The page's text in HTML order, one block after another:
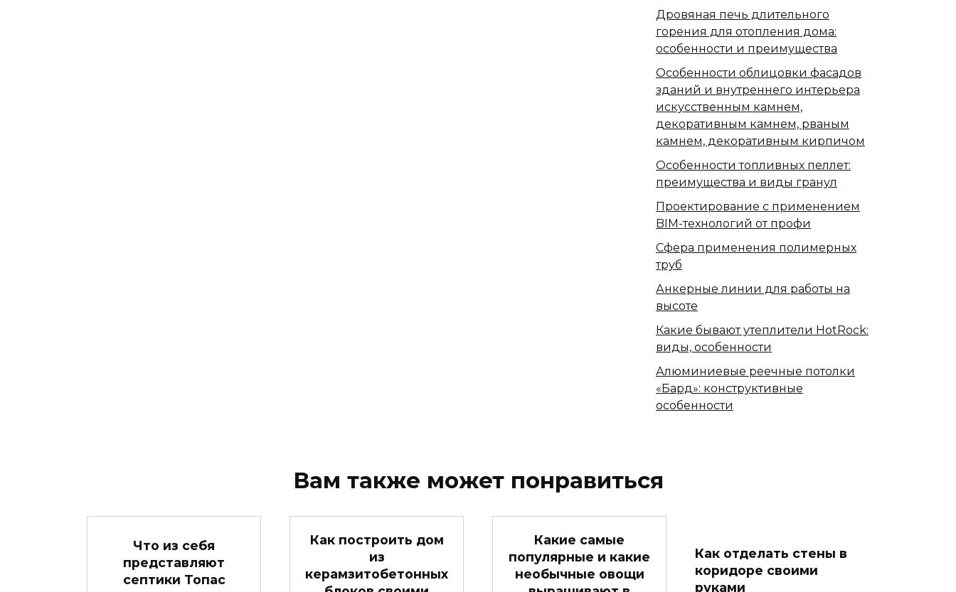
Дровяная печь длительного
горения для отопления дома:
особенности и преимущества
Особенности облицовки фасадов
зданий и внутреннего интерьера
искусственным камнем,
декоративным камнем, рваным
камнем, декоративным кирпичом
Особенности топливных пеллет:
преимущества и виды гранул
Проектирование с применением
BIM-технологий от профи
Сфера применения полимерных
труб
Анкерные линии для работы на
высоте
Какие бывают утеплители HotRock:
виды, особенности
Алюминиевые реечные потолки
«Бард»: конструктивные
особенности
Вам также может понравиться
Что из себя
представляют
септики Топас
Как построить дом
из
керамзитобетонных
Какие самые
популярные и какие
необычные овощи
Как отделать стены в
коридоре своими
руками